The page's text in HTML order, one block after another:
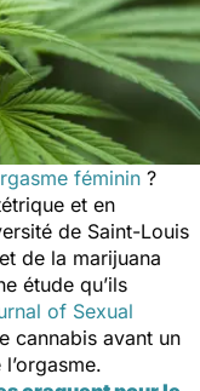
féminin ?
et en
de Saint-Louis
de la marijuana
étude qu’ils
of Sexual
cannabis avant un